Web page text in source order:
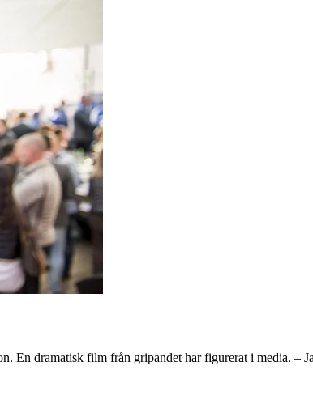
En dramatisk film från gripandet har figurerat i media. –